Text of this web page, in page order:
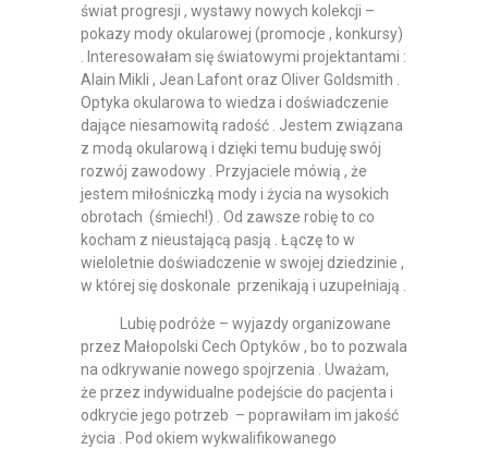
świat progresji , wystawy nowych kolekcji –
pokazy mody okularowej (promocje , konkursy)
. Interesowałam się światowymi projektantami :
Alain Mikli , Jean Lafont oraz Oliver Goldsmith .
Optyka okularowa to wiedza i doświadczenie
dające niesamowitą radość . Jestem związana
z modą okularową i dzięki temu buduję swój
rozwój zawodowy . Przyjaciele mówią , że
jestem miłośniczką mody i życia na wysokich
obrotach (śmiech!) . Od zawsze robię to co
kocham z nieustającą pasją . Łączę to w
wieloletnie doświadczenie w swojej dziedzinie ,
w której się doskonale przenikają i uzupełniają .
Lubię podróże – wyjazdy organizowane
przez Małopolski Cech Optyków , bo to pozwala
na odkrywanie nowego spojrzenia . Uważam,
że przez indywidualne podejście do pacjenta i
odkrycie jego potrzeb – poprawiłam im jakość
życia . Pod okiem wykwalifikowanego